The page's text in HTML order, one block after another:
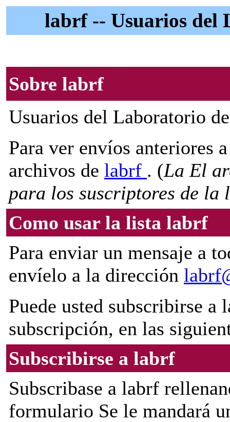
labrf -- Usuarios del
Sobre labrf
Usuarios del Laboratorio
Para ver envíos anteriores
archivos de labrf . (La El
para los suscriptores de la
Como usar la lista labrf
Para enviar un mensaje a
envíelo a la dirección
Puede usted subscribirse a
subscripción, en las
Subscribirse a labrf
Subscribase a labrf
formulario Se le mandará